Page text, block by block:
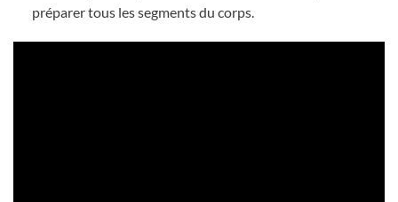
préparer tous les segments du corps.